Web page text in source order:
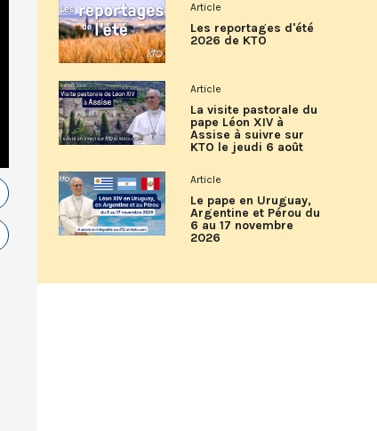
Article
Les reportages d'été
2026 de KTO
Article
La visite pastorale du
pape Léon XIV à
Assise à suivre sur
KTO le jeudi 6 août
Article
Le pape en Uruguay,
Argentine et Pérou du
6 au 17 novembre
2026